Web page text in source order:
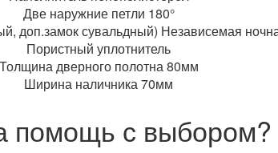
Троя
щит
(Беленый
дуб)
Две наружние петли 180°
доп.замок сувальдный) Независемая
Пористный уплотнитель
Толщина дверного полотна 80мм
Ширина наличника 70мм
помощь с выбором?